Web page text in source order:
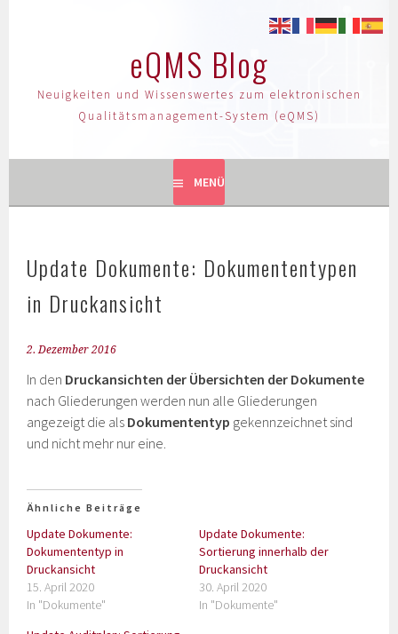
eQMS Blog
Neuigkeiten und Wissenswertes zum elektronischen
Qualitätsmanagement-System (eQMS)
MENÜ
Update Dokumente: Dokumententypen
in Druckansicht
2. Dezember 2016
In den Druckansichten der Übersichten der Dokumente
nach Gliederungen werden nun alle Gliederungen
angezeigt die als Dokumententyp gekennzeichnet sind
und nicht mehr nur eine.
Ähnliche Beiträge
Update Dokumente:
Dokumententyp in
Druckansicht
15. April 2020
In "Dokumente"
Update Dokumente:
Sortierung innerhalb der
Druckansicht
30. April 2020
In "Dokumente"